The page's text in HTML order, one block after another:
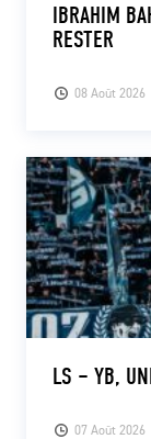
08 Août 2026
IBRAHIM
RESTER
07 Août 2026
LS – YB,